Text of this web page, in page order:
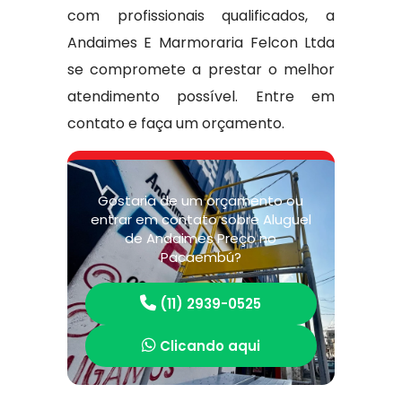
com profissionais qualificados, a
Andaimes E Marmoraria Felcon Ltda
se compromete a prestar o melhor
atendimento possível. Entre em
contato e faça um orçamento.
Gostaria de um orçamento ou
entrar em contato sobre Aluguel
de Andaimes Preço no
Pacaembú?
(11) 2939-0525
Clicando aqui